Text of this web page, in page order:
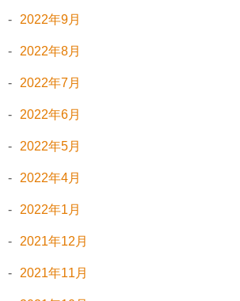
2022年9月
2022年8月
2022年7月
2022年6月
2022年5月
2022年4月
2022年1月
2021年12月
2021年11月